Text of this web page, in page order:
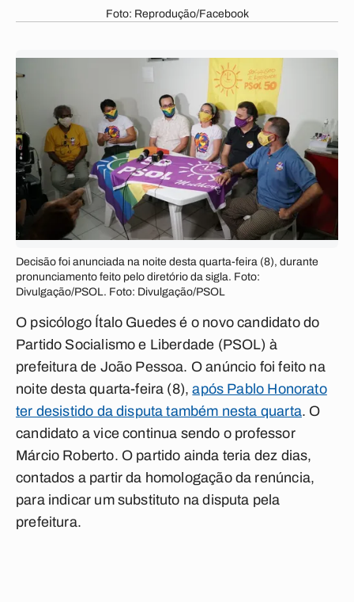
Foto: Reprodução/Facebook
Decisão foi anunciada na noite desta quarta-feira (8), durante
pronunciamento feito pelo diretório da sigla. Foto:
Divulgação/PSOL. Foto: Divulgação/PSOL
O psicólogo Ítalo Guedes é o novo candidato do
Partido Socialismo e Liberdade (PSOL) à
prefeitura de João Pessoa. O anúncio foi feito na
noite desta quarta-feira (8),após Pablo Honorato
ter desistido da disputa também nesta quarta. O
candidato a vice continua sendo o professor
Márcio Roberto. O partido ainda teria dez dias,
contados a partir da homologação da renúncia,
para indicar um substituto na disputa pela
prefeitura.